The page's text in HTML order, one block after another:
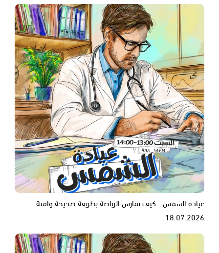
عيادة الشمس - كيف نمارس الرياضة بطريقة صحيحة وامنة -
18.07.2026